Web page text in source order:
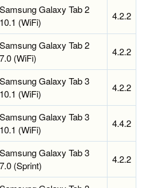
Samsung Galaxy Tab 2
10.1 (WiFi)
4.2.2
Samsung Galaxy Tab 2
7.0 (WiFi)
4.2.2
Samsung Galaxy Tab 3
10.1 (WiFi)
4.2.2
Samsung Galaxy Tab 3
10.1 (WiFi)
4.4.2
Samsung Galaxy Tab 3
7.0 (Sprint)
4.2.2